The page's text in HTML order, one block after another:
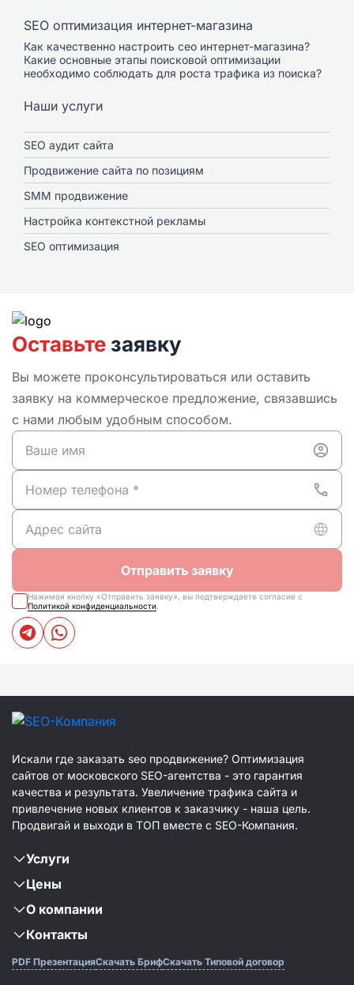
SEO оптимизация интернет-магазина
Как качественно настроить сео интернет-магазина?
Какие основные этапы поисковой оптимизации
необходимо соблюдать для роста трафика из поиска?
Наши услуги
SEO аудит сайта
Продвижение сайта по позициям
SMM продвижение
Настройка контекстной рекламы
SEO оптимизация
Оставьте заявку
Вы можете проконсультироваться или оставить
заявку на коммерческое предложение, связавшись
с нами любым удобным способом.
Отправить заявку
Нажимая кнопку «Отправить заявку», вы подтверждаете согласие с
Политикой конфиденциальности
Искали где заказать seo продвижение? Оптимизация
сайтов от московского SEO-агентства - это гарантия
качества и результата. Увеличение трафика сайта и
привлечение новых клиентов к заказчику - наша цель.
Продвигай и выходи в ТОП вместе с SEO-Компания.
Услуги
Цены
О компании
Контакты
PDF ПрезентацияСкачать БрифСкачать Типовой договор